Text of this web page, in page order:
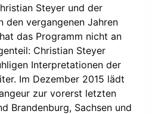
Steyer und der
den vergangenen Jahren
das Programm nicht an
Christian Steyer
Interpretationen der
Im Dezember 2015 lädt
zur vorerst letzten
Brandenburg, Sachsen und